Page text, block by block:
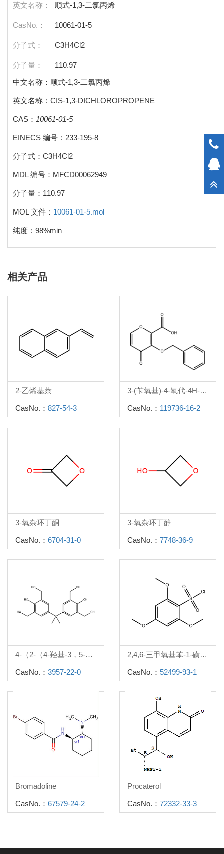
英文名称： 顺式-1,3-二氯丙烯
CasNo.： 10061-01-5
分子式： C3H4Cl2
分子量：
110.97
中文名称：顺式-1,3-二氯丙烯
英文名称：CIS-1,3-DICHLOROPROPENE
CAS： 10061-01-5
EINECS 编号：233-195-8
分子式：C3H4Cl2
MDL 编号：MFCD00062949
分子量：110.97
MOL 文件： 10061-01-5.mol
纯度：98%min
相关产品
2-乙烯基萘
CasNo.： 827-54-3
3-(苄氧基)-4-氧代-4H-吡喃-2-羧酸
CasNo.： 119736-16-2
3-氧杂环丁酮
CasNo.： 6704-31-0
3-氧杂环丁醇
CasNo.： 7748-36-9
4-（2-（4-羟基-3，5-二（羟甲基）苯基）丙-2-基）-2，6-二（羟甲基）苯酚
CasNo.： 3957-22-0
2,4,6-三甲氧基苯-1-磺酰氯
CasNo.： 52499-93-1
Bromadoline
CasNo.： 67579-24-2
Procaterol
CasNo.： 72332-33-3